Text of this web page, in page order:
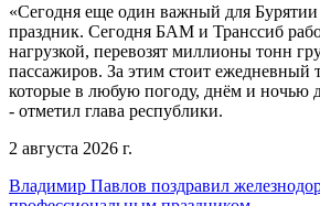
«Сегодня еще один важный для
праздник. Сегодня БАМ и Транссиб
нагрузкой, перевозят миллионы тонн
пассажиров. За этим стоит ежедневный
которые в любую погоду, днём и ночью
- отметил глава республики.
2 августа 2026 г.
Владимир Павлов поздравил